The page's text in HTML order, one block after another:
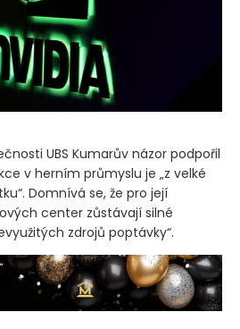
UBS Kumarův názor podpořil
v herním průmyslu je „z velké
Domnívá se, že pro její
center zůstávají silné
zdrojů poptávky“.